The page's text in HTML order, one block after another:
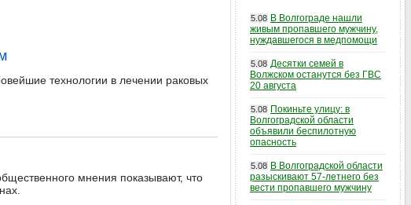
технологии в лечении раковых
мнения показывают, что
5.08 В Волгограде нашли
живым пропавшего мужчину,
нуждавшегося в медпомощи
5.08 Десятки семей в
Волжском останутся без ГВС
20 августа
5.08 Покиньте улицу: в
Волгоградской области
объявили беспилотную
опасность
5.08 В Волгоградской области
разыскивают 57-летнего без
вести пропавшего мужчину